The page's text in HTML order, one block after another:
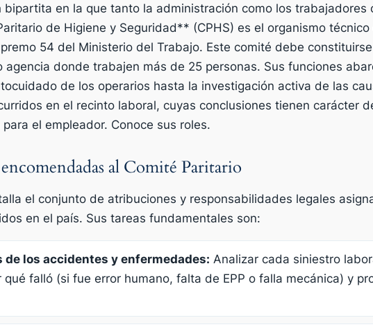
en la que tanto la administración como los trabajadores
de Higiene y Seguridad** (CPHS) es el organismo
54 del Ministerio del Trabajo. Este comité debe
agencia donde trabajen más de 25 personas. Sus funciones
de los operarios hasta la investigación activa de las
en el recinto laboral, cuyas conclusiones tienen carácter
el empleador. Conoce sus roles.
al Comité Paritario
el conjunto de atribuciones y responsabilidades legales
en el país. Sus tareas fundamentales son:
de los accidentes y enfermedades: Analizar cada siniestro
falló (si fue error humano, falta de EPP o falla mecánica) y